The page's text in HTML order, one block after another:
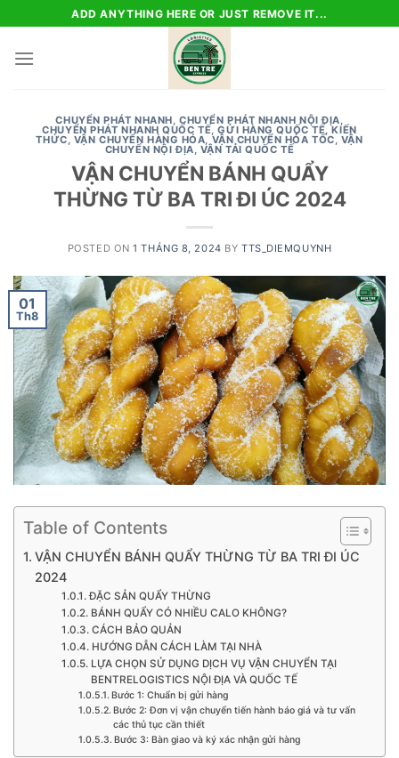
to
content
ADD ANYTHING HERE OR JUST REMOVE IT...
CHUYỂN PHÁT NHANH,CHUYỂN PHÁT NHANH NỘI ĐỊA,
CHUYỂN PHÁT NHANH QUỐC TẾ,GỬI HÀNG QUỐC TẾ,KIẾN
THỨC, VẬN CHUYỂN HÀNG HÓA, VẬN CHUYỂN HỎA TỐC, VẬN
CHUYỂN NỘI ĐỊA, VẬN TẢI QUỐC TẾ
VẬN CHUYỂN BÁNH QUẨY
THỪNG TỪ BA TRI ĐI ÚC 2024
POSTED ON1 THÁNG 8, 2024 BY TTS_DIEMQUYNH
01
Th8
Table of Contents
VẬN CHUYỂN BÁNH QUẨY THỪNG TỪ BA TRI ĐI ÚC
2024
ĐẶC SẢN QUẨY THỪNG
BÁNH QUẨY CÓ NHIỀU CALO KHÔNG?
CÁCH BẢO QUẢN
HƯỚNG DẪN CÁCH LÀM TẠI NHÀ
LỰA CHỌN SỬ DỤNG DỊCH VỤ VẬN CHUYỂN TẠI
BENTRELOGISTICS NỘI ĐỊA VÀ QUỐC TẾ
Bước 1: Chuẩn bị gửi hàng
Bước 2: Đơn vị vận chuyển tiến hành báo giá và tư vấn
các thủ tục cần thiết
Bước 3: Bàn giao và ký xác nhận gửi hàng